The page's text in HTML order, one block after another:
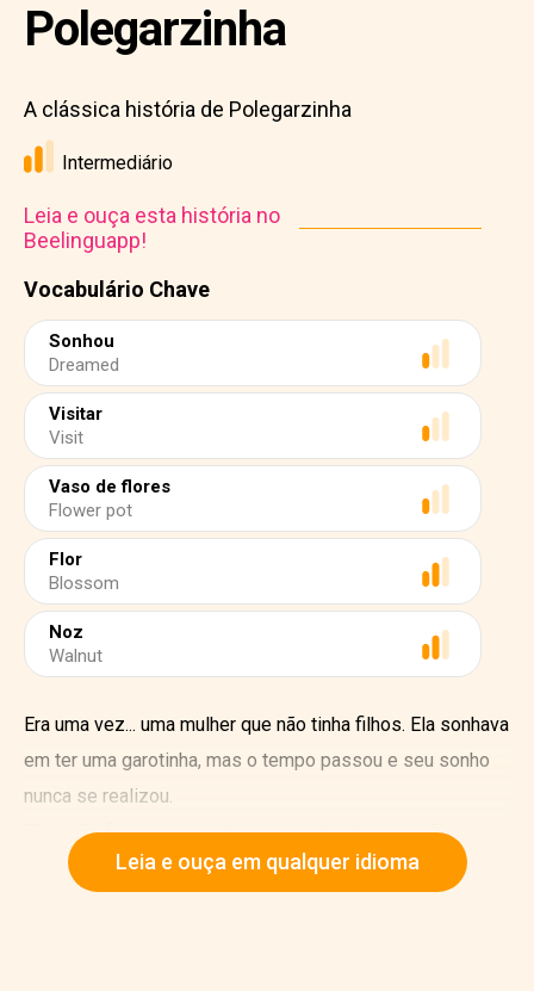
Vocabulário Chave
Sonhou
Dreamed
Visitar
Visit
Vaso de flores
Flower pot
Flor
Blossom
Noz
Walnut
Polegarzinha
A clássica história de Polegarzinha
Intermediário
Leia e ouça esta história no
Beelinguapp!
Era uma vez... uma mulher que não tinha filhos. Ela sonhava
em ter uma garotinha, mas o tempo passou e seu sonho
nunca se realizou.
Ela então foi visitar uma bruxa, que lhe deu um grão de
cevada mágico. Ela o plantou em um vaso de flores. E,
Leia e ouça em qualquer idioma